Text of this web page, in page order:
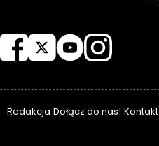
Redakcja Dołącz do nas! Kontakt